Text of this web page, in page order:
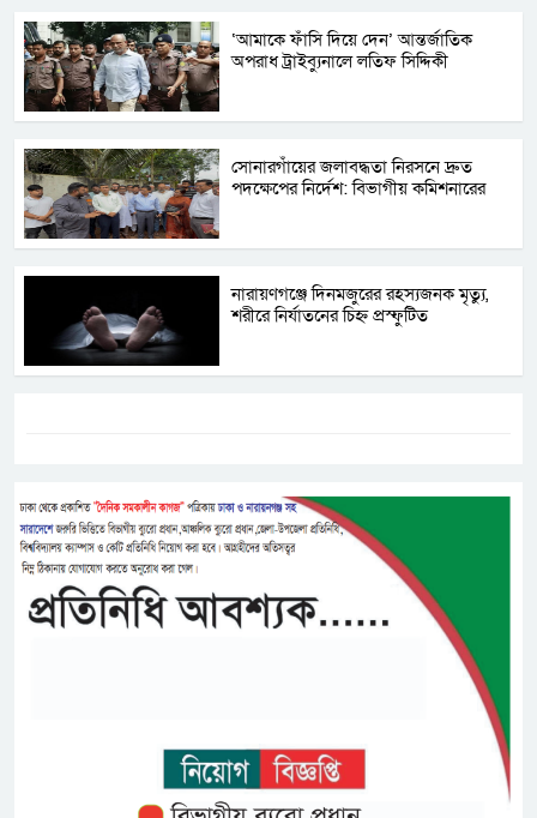
‘আমাকে ফাঁসি দিয়ে দেন’ আন্তর্জাতিক
অপরাধ ট্রাইব্যুনালে লতিফ সিদ্দিকী
সোনারগাঁয়ের জলাবদ্ধতা নিরসনে দ্রুত
পদক্ষেপের নির্দেশ: বিভাগীয় কমিশনারের
নারায়ণগঞ্জে দিনমজুরের রহস্যজনক মৃত্যু,
শরীরে নির্যাতনের চিহ্ন প্রস্ফুটিত